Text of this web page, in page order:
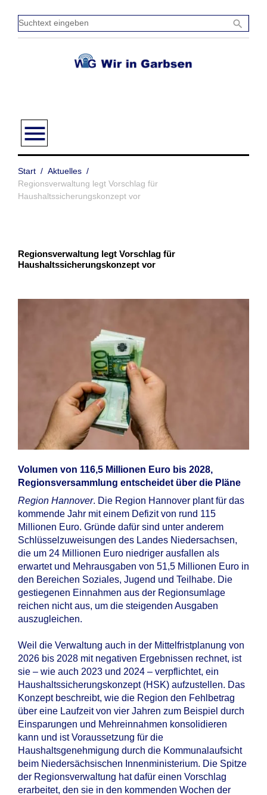
Inhalt
springen
search
menu
Start / Aktuelles /
Regionsverwaltung legt Vorschlag für
Haushaltssicherungskonzept vor
Regionsverwaltung legt Vorschlag für
Haushaltssicherungskonzept vor
Volumen von 116,5 Millionen Euro bis 2028,
Regionsversammlung entscheidet über die Pläne
Region Hannover. Die Region Hannover plant für das
kommende Jahr mit einem Defizit von rund 115
Millionen Euro. Gründe dafür sind unter anderem
Schlüsselzuweisungen des Landes Niedersachsen,
die um 24 Millionen Euro niedriger ausfallen als
erwartet und Mehrausgaben von 51,5 Millionen Euro in
den Bereichen Soziales, Jugend und Teilhabe. Die
gestiegenen Einnahmen aus der Regionsumlage
reichen nicht aus, um die steigenden Ausgaben
auszugleichen.
Weil die Verwaltung auch in der Mittelfristplanung von
2026 bis 2028 mit negativen Ergebnissen rechnet, ist
sie – wie auch 2023 und 2024 – verpflichtet, ein
Haushaltssicherungskonzept (HSK) aufzustellen. Das
Konzept beschreibt, wie die Region den Fehlbetrag
über eine Laufzeit von vier Jahren zum Beispiel durch
Einsparungen und Mehreinnahmen konsolidieren
kann und ist Voraussetzung für die
Haushaltsgenehmigung durch die Kommunalaufsicht
beim Niedersächsischen Innenministerium. Die Spitze
der Regionsverwaltung hat dafür einen Vorschlag
erarbeitet, den sie in den kommenden Wochen der